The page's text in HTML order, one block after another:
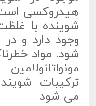
هیدروکسی
وجود دارد و
شود. مواد
ترکیبات
می شود.